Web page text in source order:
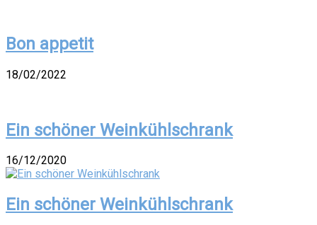
Bon appetit
18/02/2022
Ein schöner Weinkühlschrank
16/12/2020
Ein schöner Weinkühlschrank